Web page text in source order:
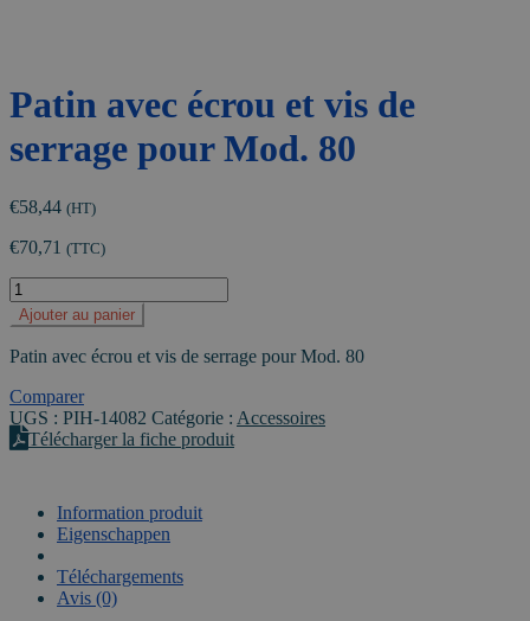
Patin avec écrou et vis de
serrage pour Mod. 80
€58,44 (HT)
€70,71 (TTC)
quantité
de
Patin
avec
et
vis
de
serrage
Ajouter au panier
Patin avec écrou et vis de serrage pour Mod. 80
Comparer
UGS : PIH-14082 Catégorie : Accessoires
Télécharger la fiche produit
Information produit
Eigenschappen
Téléchargements
Avis (0)